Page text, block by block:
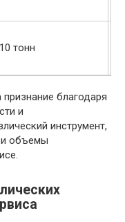
10 тонн
благодаря
и
инструмент,
и объемы